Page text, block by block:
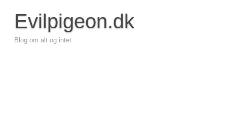
Evilpigeon.dk
Blog om alt og intet